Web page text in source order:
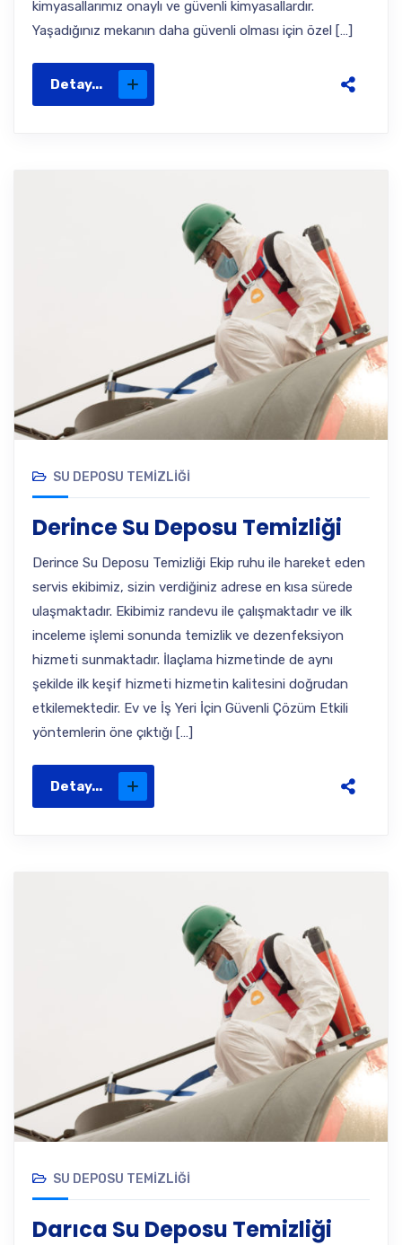
kimyasallarımız onaylı ve güvenli kimyasallardır.
Yaşadığınız mekanın daha güvenli olması için özel […]
Detay...
SU DEPOSU TEMIZLIĞI
Derince Su Deposu Temizliği
Derince Su Deposu Temizliği Ekip ruhu ile hareket eden
servis ekibimiz, sizin verdiğiniz adrese en kısa sürede
ulaşmaktadır. Ekibimiz randevu ile çalışmaktadır ve ilk
inceleme işlemi sonunda temizlik ve dezenfeksiyon
hizmeti sunmaktadır. İlaçlama hizmetinde de aynı
şekilde ilk keşif hizmeti hizmetin kalitesini doğrudan
etkilemektedir. Ev ve İş Yeri İçin Güvenli Çözüm Etkili
yöntemlerin öne çıktığı […]
Detay...
SU DEPOSU TEMIZLIĞI
Darıca Su Deposu Temizliği